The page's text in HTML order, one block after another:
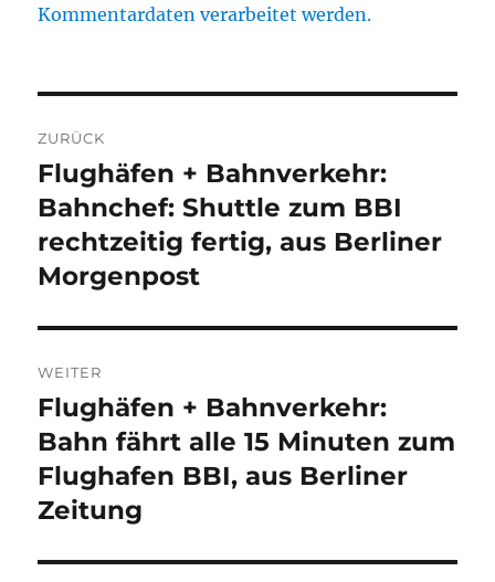
Kommentardaten verarbeitet werden.
ZURÜCK
Vorheriger
Beitrag:
Flughäfen + Bahnverkehr:
Bahnchef: Shuttle zum BBI
rechtzeitig fertig, aus Berliner
Morgenpost
WEITER
Nächster
Beitrag:
Flughäfen + Bahnverkehr:
Bahn fährt alle 15 Minuten zum
Flughafen BBI, aus Berliner
Zeitung